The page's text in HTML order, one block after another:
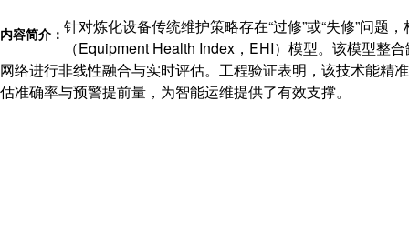
内容简介： 针对炼化设备传统维护策略存在“过修”或“失修”问题
（Equipment Health Index，EHI）模型。该模型整
网络进行非线性融合与实时评估。工程验证表明，该技术能精
估准确率与预警提前量，为智能运维提供了有效支撑。